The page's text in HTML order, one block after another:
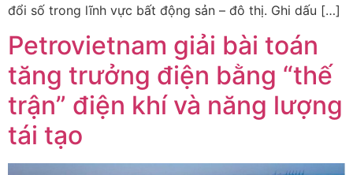
đổi số trong lĩnh vực bất động sản – đô thị. Ghi dấu […]
Petrovietnam giải bài toán
tăng trưởng điện bằng “thế
trận” điện khí và năng lượng
tái tạo